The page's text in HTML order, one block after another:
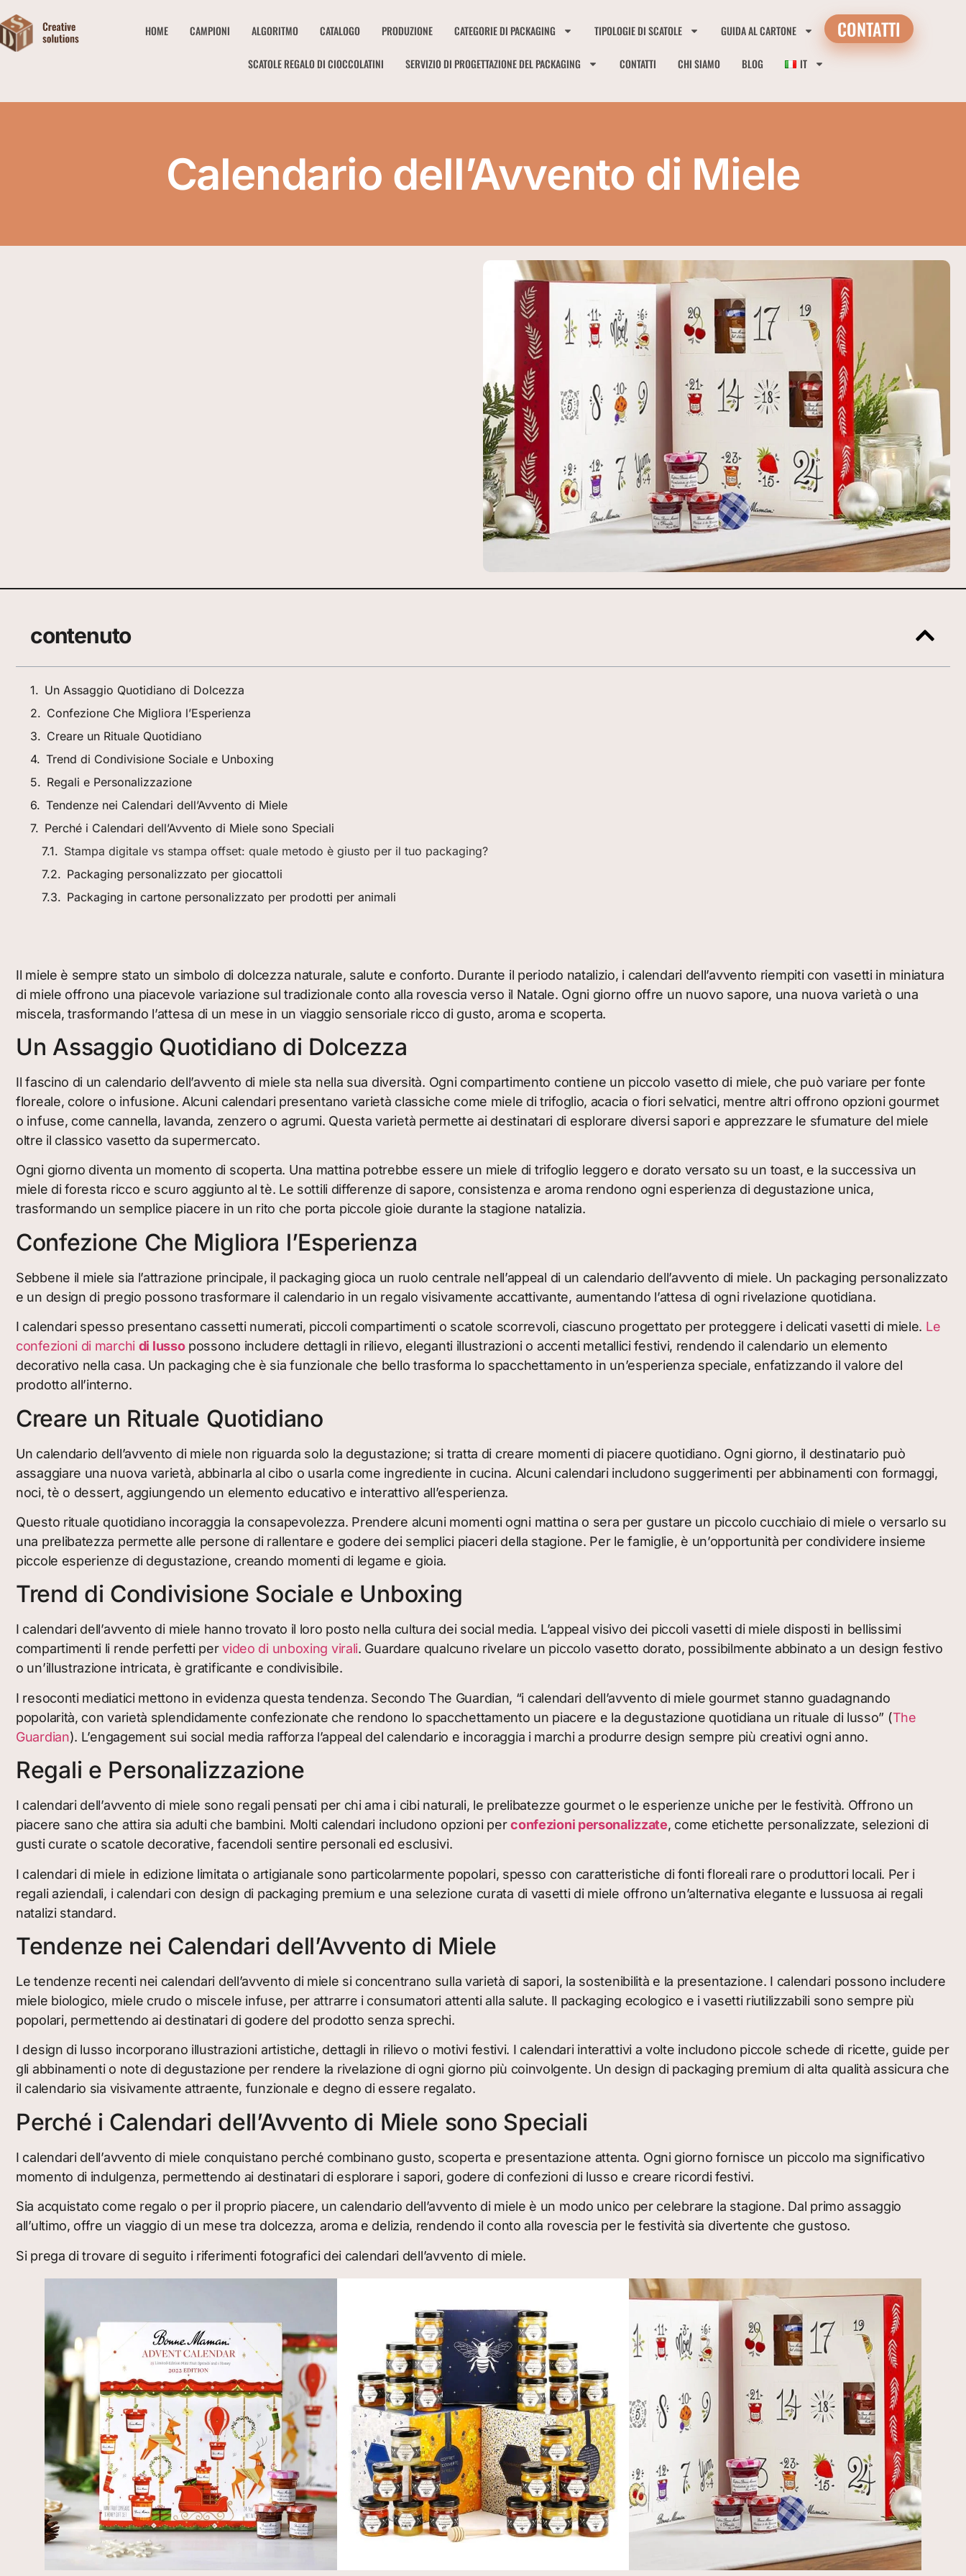
HOME CAMPIONI ALGORITMO CATALOGO PRODUZIONE CATEGORIE DI PACKAGING TIPOLOGIE DI SCATOLE GUIDA AL CARTONE
SCATOLE REGALO DI CIOCCOLATINI SERVIZIO DI PROGETTAZIONE DEL PACKAGING CONTATTI CHI SIAMO BLOG IT
CONTATTI
Calendario dell’Avvento di Miele
contenuto
Un Assaggio Quotidiano di Dolcezza
Confezione Che Migliora l’Esperienza
Creare un Rituale Quotidiano
Trend di Condivisione Sociale e Unboxing
Regali e Personalizzazione
Tendenze nei Calendari dell’Avvento di Miele
Perché i Calendari dell’Avvento di Miele sono Speciali
Stampa digitale vs stampa offset: quale metodo è giusto per il tuo packaging?
Packaging personalizzato per giocattoli
Packaging in cartone personalizzato per prodotti per animali
Il miele è sempre stato un simbolo di dolcezza naturale, salute e conforto. Durante il periodo natalizio, i calendari dell’avvento riempiti con vasetti in miniatura
di miele offrono una piacevole variazione sul tradizionale conto alla rovescia verso il Natale. Ogni giorno offre un nuovo sapore, una nuova varietà o una
miscela, trasformando l’attesa di un mese in un viaggio sensoriale ricco di gusto, aroma e scoperta.
Un Assaggio Quotidiano di Dolcezza
Il fascino di un calendario dell’avvento di miele sta nella sua diversità. Ogni compartimento contiene un piccolo vasetto di miele, che può variare per fonte
floreale, colore o infusione. Alcuni calendari presentano varietà classiche come miele di trifoglio, acacia o fiori selvatici, mentre altri offrono opzioni gourmet
o infuse, come cannella, lavanda, zenzero o agrumi. Questa varietà permette ai destinatari di esplorare diversi sapori e apprezzare le sfumature del miele
oltre il classico vasetto da supermercato.
Ogni giorno diventa un momento di scoperta. Una mattina potrebbe essere un miele di trifoglio leggero e dorato versato su un toast, e la successiva un
miele di foresta ricco e scuro aggiunto al tè. Le sottili differenze di sapore, consistenza e aroma rendono ogni esperienza di degustazione unica,
trasformando un semplice piacere in un rito che porta piccole gioie durante la stagione natalizia.
Confezione Che Migliora l’Esperienza
Sebbene il miele sia l’attrazione principale, il packaging gioca un ruolo centrale nell’appeal di un calendario dell’avvento di miele. Un packaging personalizzato
e un design di pregio possono trasformare il calendario in un regalo visivamente accattivante, aumentando l’attesa di ogni rivelazione quotidiana.
I calendari spesso presentano cassetti numerati, piccoli compartimenti o scatole scorrevoli, ciascuno progettato per proteggere i delicati vasetti di miele. Le
confezioni di marchi di lussopossono includere dettagli in rilievo, eleganti illustrazioni o accenti metallici festivi, rendendo il calendario un elemento
decorativo nella casa. Un packaging che è sia funzionale che bello trasforma lo spacchettamento in un’esperienza speciale, enfatizzando il valore del
prodotto all’interno.
Creare un Rituale Quotidiano
Un calendario dell’avvento di miele non riguarda solo la degustazione; si tratta di creare momenti di piacere quotidiano. Ogni giorno, il destinatario può
assaggiare una nuova varietà, abbinarla al cibo o usarla come ingrediente in cucina. Alcuni calendari includono suggerimenti per abbinamenti con formaggi,
noci, tè o dessert, aggiungendo un elemento educativo e interattivo all’esperienza.
Questo rituale quotidiano incoraggia la consapevolezza. Prendere alcuni momenti ogni mattina o sera per gustare un piccolo cucchiaio di miele o versarlo su
una prelibatezza permette alle persone di rallentare e godere dei semplici piaceri della stagione. Per le famiglie, è un’opportunità per condividere insieme
piccole esperienze di degustazione, creando momenti di legame e gioia.
Trend di Condivisione Sociale e Unboxing
I calendari dell’avvento di miele hanno trovato il loro posto nella cultura dei social media. L’appeal visivo dei piccoli vasetti di miele disposti in bellissimi
compartimenti li rende perfetti pervideo di unboxing virali. Guardare qualcuno rivelare un piccolo vasetto dorato, possibilmente abbinato a un design festivo
o un’illustrazione intricata, è gratificante e condivisibile.
I resoconti mediatici mettono in evidenza questa tendenza. Secondo The Guardian, “i calendari dell’avvento di miele gourmet stanno guadagnando
popolarità, con varietà splendidamente confezionate che rendono lo spacchettamento un piacere e la degustazione quotidiana un rituale di lusso” (The
Guardian). L’engagement sui social media rafforza l’appeal del calendario e incoraggia i marchi a produrre design sempre più creativi ogni anno.
Regali e Personalizzazione
I calendari dell’avvento di miele sono regali pensati per chi ama i cibi naturali, le prelibatezze gourmet o le esperienze uniche per le festività. Offrono un
piacere sano che attira sia adulti che bambini. Molti calendari includono opzioni perconfezioni personalizzate, come etichette personalizzate, selezioni di
gusti curate o scatole decorative, facendoli sentire personali ed esclusivi.
I calendari di miele in edizione limitata o artigianale sono particolarmente popolari, spesso con caratteristiche di fonti floreali rare o produttori locali. Per i
regali aziendali, i calendari con design di packaging premium e una selezione curata di vasetti di miele offrono un’alternativa elegante e lussuosa ai regali
natalizi standard.
Tendenze nei Calendari dell’Avvento di Miele
Le tendenze recenti nei calendari dell’avvento di miele si concentrano sulla varietà di sapori, la sostenibilità e la presentazione. I calendari possono includere
miele biologico, miele crudo o miscele infuse, per attrarre i consumatori attenti alla salute. Il packaging ecologico e i vasetti riutilizzabili sono sempre più
popolari, permettendo ai destinatari di godere del prodotto senza sprechi.
I design di lusso incorporano illustrazioni artistiche, dettagli in rilievo o motivi festivi. I calendari interattivi a volte includono piccole schede di ricette, guide per
gli abbinamenti o note di degustazione per rendere la rivelazione di ogni giorno più coinvolgente. Un design di packaging premium di alta qualità assicura che
il calendario sia visivamente attraente, funzionale e degno di essere regalato.
Perché i Calendari dell’Avvento di Miele sono Speciali
I calendari dell’avvento di miele conquistano perché combinano gusto, scoperta e presentazione attenta. Ogni giorno fornisce un piccolo ma significativo
momento di indulgenza, permettendo ai destinatari di esplorare i sapori, godere di confezioni di lusso e creare ricordi festivi.
Sia acquistato come regalo o per il proprio piacere, un calendario dell’avvento di miele è un modo unico per celebrare la stagione. Dal primo assaggio
all’ultimo, offre un viaggio di un mese tra dolcezza, aroma e delizia, rendendo il conto alla rovescia per le festività sia divertente che gustoso.
Si prega di trovare di seguito i riferimenti fotografici dei calendari dell’avvento di miele.